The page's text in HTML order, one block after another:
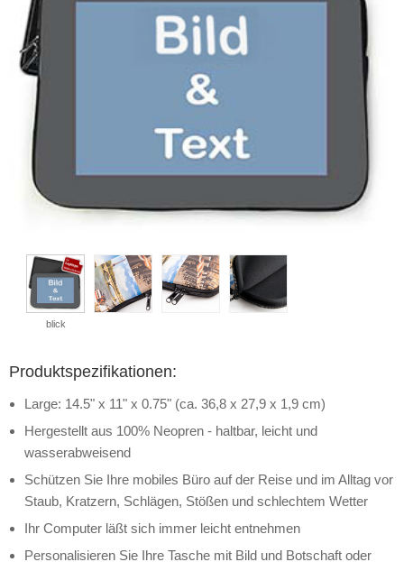
blick
Produktspezifikationen:
Large: 14.5" x 11" x 0.75" (ca. 36,8 x 27,9 x 1,9 cm)
Hergestellt aus 100% Neopren - haltbar, leicht und
wasserabweisend
Schützen Sie Ihre mobiles Büro auf der Reise und im Alltag vor
Staub, Kratzern, Schlägen, Stößen und schlechtem Wetter
Ihr Computer läßt sich immer leicht entnehmen
Personalisieren Sie Ihre Tasche mit Bild und Botschaft oder